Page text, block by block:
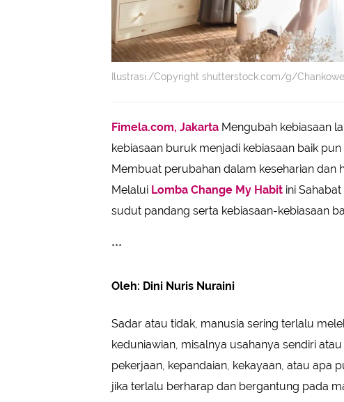
Ilustrasi./Copyright shutterstock.com/g/
Fimela.com, Jakarta Mengubah kebiasaan
kebiasaan buruk menjadi kebiasaan baik
Membuat perubahan dalam keseharian dan
Melalui Lomba Change My Habit ini
sudut pandang serta kebiasaan-kebiasaan
***
Oleh: Dini Nuris Nuraini
Sadar atau tidak, manusia sering terlalu
keduniawian, misalnya usahanya sendiri
pekerjaan, kepandaian, kekayaan, atau apa
jika terlalu berharap dan bergantung pada